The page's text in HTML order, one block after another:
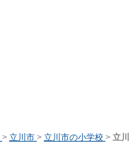
> 立川市 > 立川市の小学校 > 立川